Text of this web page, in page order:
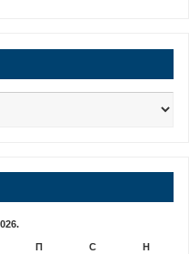
П С Н